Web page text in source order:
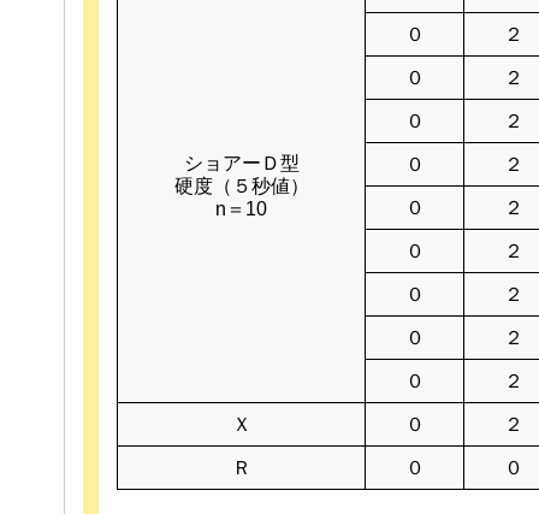
ショアーＤ型
硬度（５秒値）
n＝10
０ ２
０ ２
０ ２
０ ２
０ ２
０ ２
０ ２
０ ２
０ ２
Ｘ ０ ２
Ｒ ０ ０